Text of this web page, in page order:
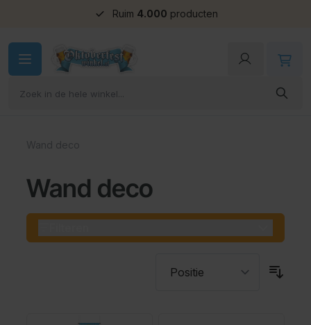
Ruim 4.000 producten
Wand deco
Wand deco